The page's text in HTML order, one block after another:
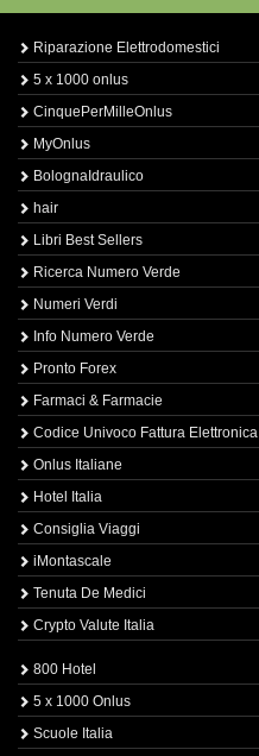
Riparazione Elettrodomestici
5 x 1000 onlus
CinquePerMilleOnlus
MyOnlus
BolognaIdraulico
hair
Libri Best Sellers
Ricerca Numero Verde
Numeri Verdi
Info Numero Verde
Pronto Forex
Farmaci & Farmacie
Codice Univoco Fattura Elettronica
Onlus Italiane
Hotel Italia
Consiglia Viaggi
iMontascale
Tenuta De Medici
Crypto Valute Italia
800 Hotel
5 x 1000 Onlus
Scuole Italia